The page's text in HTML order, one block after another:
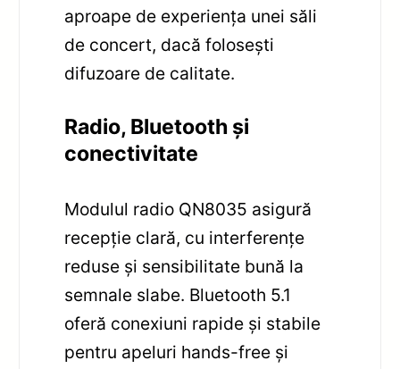
aproape de experiența unei săli
de concert, dacă folosești
difuzoare de calitate.
Radio, Bluetooth și
conectivitate
Modulul radio QN8035 asigură
recepție clară, cu interferențe
reduse și sensibilitate bună la
semnale slabe. Bluetooth 5.1
oferă conexiuni rapide și stabile
pentru apeluri hands-free și